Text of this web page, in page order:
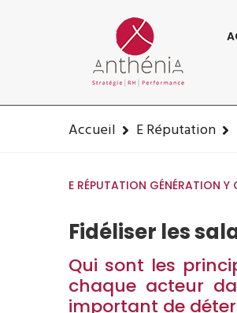
06-82-32-47-84
Accueil E Réputation
E RÉPUTATION GÉNÉRATION Y
Fidéliser les
Qui sont les
chaque acteur
important de